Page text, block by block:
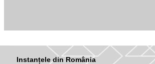
Instanțele din România